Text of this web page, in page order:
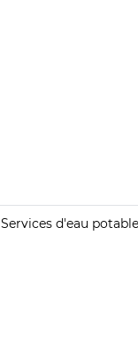
Services d'eau potable